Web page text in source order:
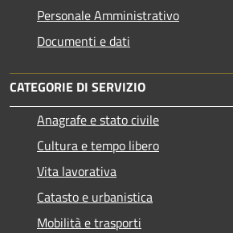
Personale Amministrativo
Documenti e dati
CATEGORIE DI SERVIZIO
Anagrafe e stato civile
Cultura e tempo libero
Vita lavorativa
Catasto e urbanistica
Mobilità e trasporti